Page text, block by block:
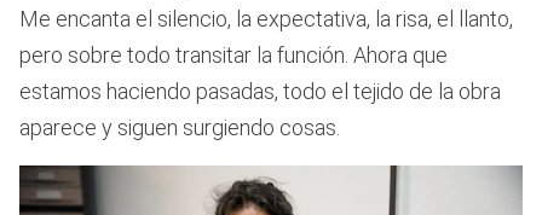
Me encanta el silencio, la expectativa, la risa, el llanto,
pero sobre todo transitar la función. Ahora que
estamos haciendo pasadas, todo el tejido de la obra
aparece y siguen surgiendo cosas.